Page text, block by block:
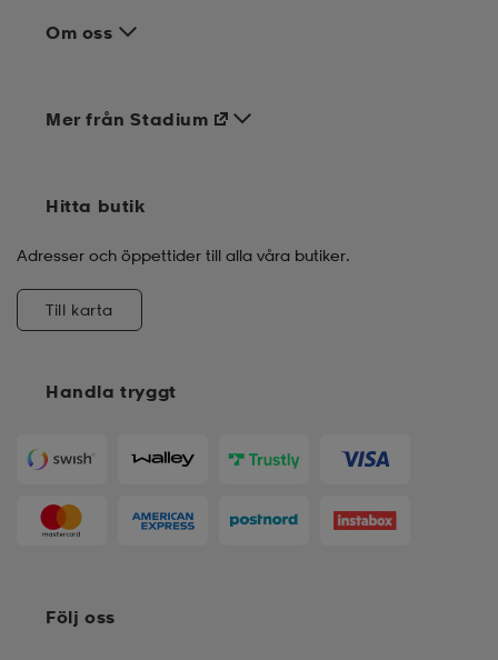
Om oss
Handla tryggt
Mer från Stadium
Hitta butik
Adresser och öppettider till alla våra butiker.
Till karta
Följ oss